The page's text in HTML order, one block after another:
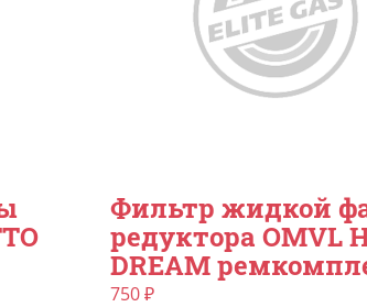
Фильтр жидкой
редуктора OMVL
DREAM
750₽